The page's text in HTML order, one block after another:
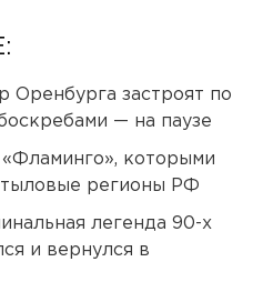
Оренбурга застроят по
— на паузе
которыми
тыловые регионы РФ
легенда 90-х
и вернулся в